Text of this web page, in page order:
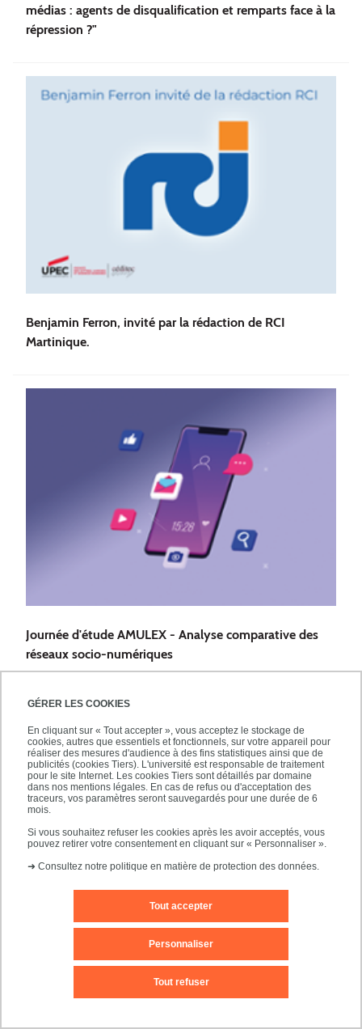
GÉRER LES COOKIES
En cliquant sur « Tout accepter », vous acceptez le stockage de
cookies, autres que essentiels et fonctionnels, sur votre appareil pour
réaliser des mesures d'audience à des fins statistiques ainsi que de
publicités (cookies Tiers). L'université est responsable de traitement
pour le site Internet. Les cookies Tiers sont détaillés par domaine
dans nos mentions légales. En cas de refus ou d'acceptation des
traceurs, vos paramètres seront sauvegardés pour une durée de 6
mois.
Si vous souhaitez refuser les cookies après les avoir acceptés, vous
pouvez retirer votre consentement en cliquant sur « Personnaliser ».
➜ Consultez notre politique en matière de protection des données.
Tout accepter
Tout refuser
Personnaliser
médias : agents de disqualification et remparts face à la
répression ?"
Benjamin Ferron, invité par la rédaction de RCI
Martinique.
Journée d'étude AMULEX - Analyse comparative des
réseaux socio-numériques